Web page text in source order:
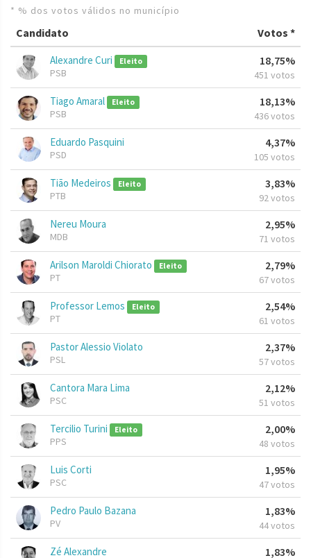
* % dos votos válidos no município
Candidato Votos *
Alexandre Curi Eleito
PSB
18,75%
451 votos
Tiago Amaral Eleito
PSB
18,13%
436 votos
Eduardo Pasquini
PSD
4,37%
105 votos
Tião Medeiros Eleito
PTB
3,83%
92 votos
Nereu Moura
MDB
2,95%
71 votos
Arilson Maroldi Chiorato Eleito
PT
2,79%
67 votos
Professor Lemos Eleito
PT
2,54%
61 votos
Pastor Alessio Violato
PSL
2,37%
57 votos
Cantora Mara Lima
PSC
2,12%
51 votos
Tercilio Turini Eleito
PPS
2,00%
48 votos
Luis Corti
PSC
1,95%
47 votos
Pedro Paulo Bazana
PV
1,83%
44 votos
Zé Alexandre 1,83%